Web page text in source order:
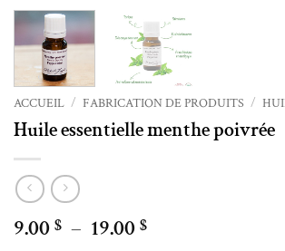
ACCUEIL / FABRICATION DE PRODUITS /
Huile essentielle menthe poivrée
9.00 $ – 19.00 $Plage